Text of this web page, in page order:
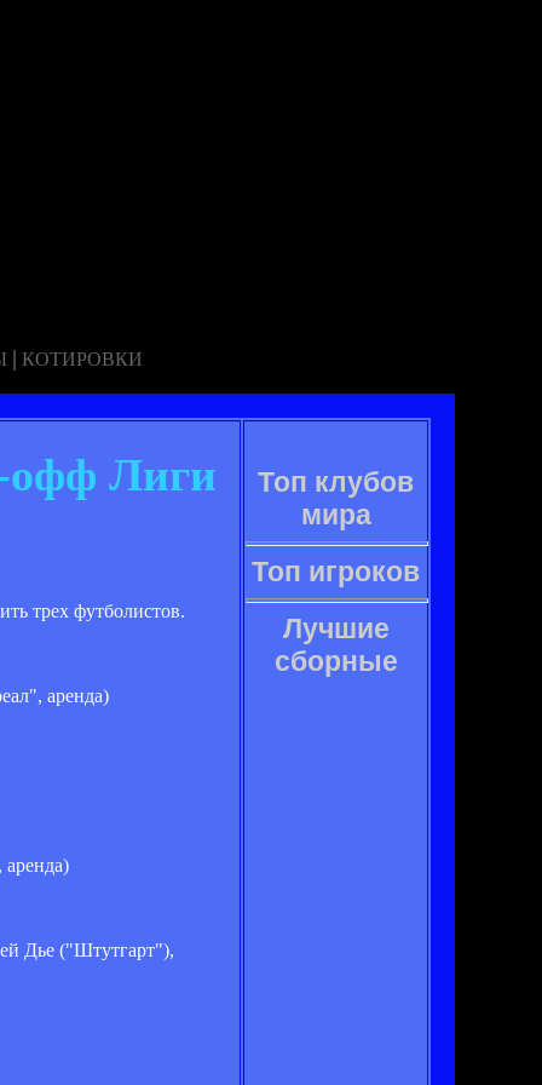
| КОТИРОВКИ
офф Лиги
трех футболистов.
аренда)
Дье ("Штутгарт"),
Топ клубов
мира
Топ игроков
Лучшие
сборные